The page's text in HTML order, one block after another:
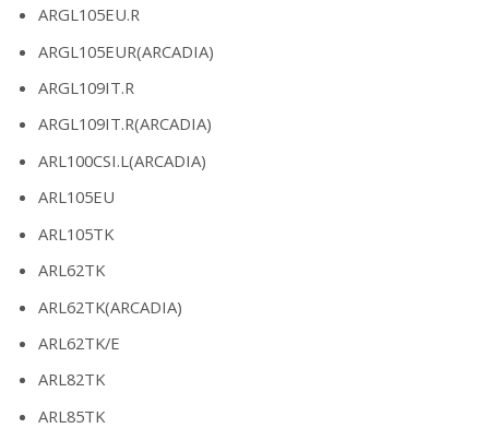
ARGL105EU.R
ARGL105EUR(ARCADIA)
ARGL109IT.R
ARGL109IT.R(ARCADIA)
ARL100CSI.L(ARCADIA)
ARL105EU
ARL105TK
ARL62TK
ARL62TK(ARCADIA)
ARL62TK/E
ARL82TK
ARL85TK